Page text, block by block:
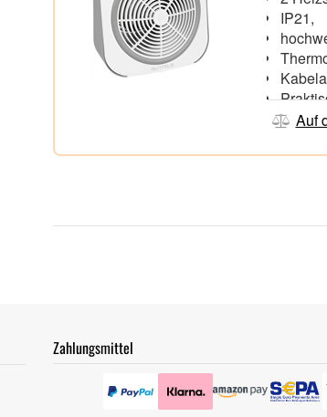
IP21,
Auf
Zahlungsmittel